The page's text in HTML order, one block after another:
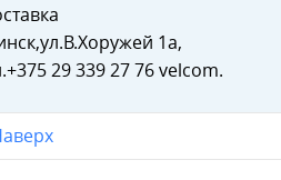
1а,
29 339 27 76 velcom.